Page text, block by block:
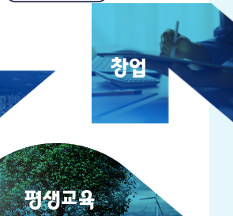
창업
평생교육